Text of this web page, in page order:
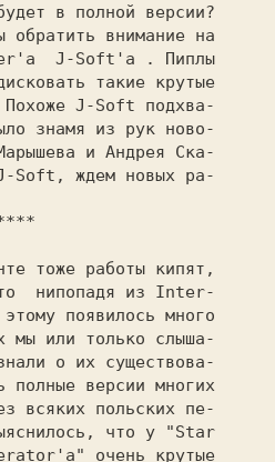
в полной версии?
J-Soft'a
. Пиплы
такие крутые
J-Soft подхва-
знамя из рук ново-
и Андрея Ска-
Soft, ждем новых ра-
нипопадя из Inter-
появилось много
мы или только слыша-
о их существова-
полные версии многих
всяких польских пе-
что у
"Star
очень крутые